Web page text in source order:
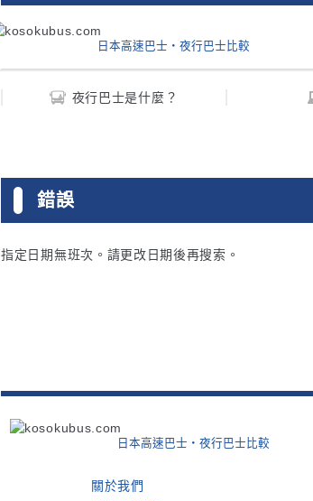
日本高速巴士・夜行巴士比較
夜行巴士是什麼？
錯誤
指定日期無班次。請更改日期後再搜索。
日本高速巴士・夜行巴士比較
關於我們